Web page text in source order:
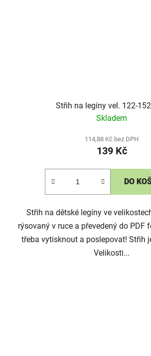
Střih na legíny vel. 122-
Skladem
114,88 Kč bez DPH
139 Kč
DO
Střih na dětské legíny ve
rýsovaný v ruce a převedený do PDF
třeba vytisknout a poslepovat! Střih
Velikosti...